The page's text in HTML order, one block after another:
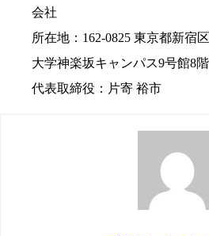
会社
所在地：162-0825 東京都新宿
大学神楽坂キャンパス9号館8階
代表取締役：片寄 裕市